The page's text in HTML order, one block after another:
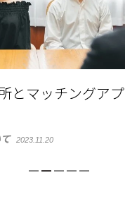
く理由と解消方法
るには